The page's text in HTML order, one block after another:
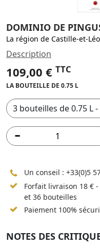
DOMINIO DE
La région de Castille-et-
Description
109,00 € TTC
LA BOUTEILLE DE 0.75 L
Un conseil : +33(0)5
Forfait livraison 18 € -
et 36 bouteilles
Paiement 100%
NOTES DES